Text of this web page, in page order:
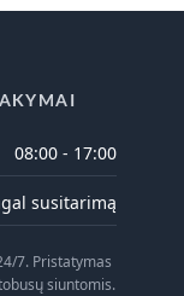
08:00 - 17:00
susitarimą
7. Pristatymas
siuntomis.